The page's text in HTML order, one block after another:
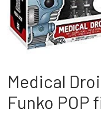
Medical
Funko POP